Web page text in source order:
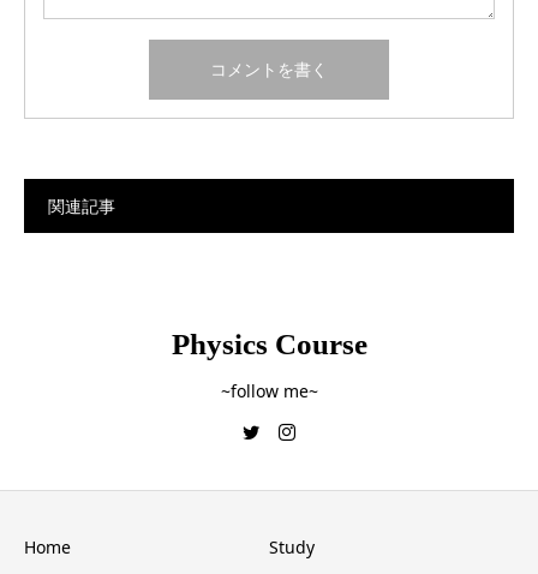
関連記事
Physics Course
~follow me~
Home Study